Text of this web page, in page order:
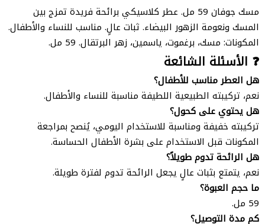
مسك جوفان 59 مل. عطر كلاسيكي برائحة فريدة تمزج بين
المسك ونعومة الزهور البيضاء. ثبات عالٍ. مناسب للنساء والأطفال.
المكونات: مسك، برغموت، ياسمين، زهر البرتقال. 59 مل.
❓ الأسئلة الشائعة
هل العطر مناسب للأطفال؟
نعم، تركيبته الطبيعية اللطيفة مناسبة للنساء والأطفال.
هل يحتوي على كحول؟
تركيبته خفيفة ومناسبة للاستخدام اليومي، يُنصح بمراجعة
المكونات قبل الاستخدام على بشرة الأطفال الحساسة.
هل الرائحة تدوم طويلاً؟
نعم، يتمتع بثبات عالٍ يجعل الرائحة تدوم لفترة طويلة.
ما حجم العبوة؟
59 مل.
كم مدة التوصيل؟